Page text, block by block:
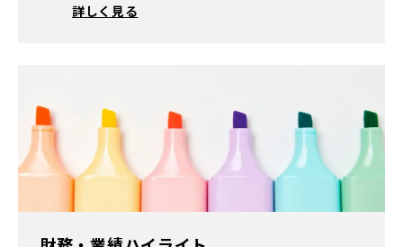
詳しく見る